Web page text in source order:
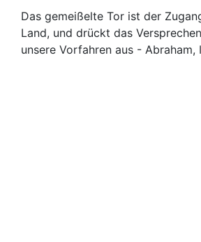
Das gemeißelte Tor ist der
Land, und drückt das
unsere Vorfahren aus - Abraham,